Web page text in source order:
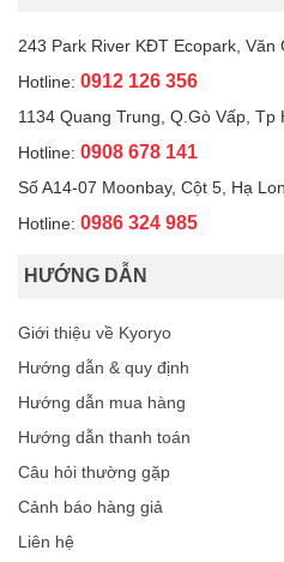
243 Park River KĐT Ecopark, Văn
Hotline: 0912 126 356
1134 Quang Trung, Q.Gò Vấp, Tp
Hotline: 0908 678 141
Số A14-07 Moonbay, Cột 5, Hạ
Hotline: 0986 324 985
HƯỚNG DẪN
Giới thiệu về Kyoryo
Hướng dẫn & quy định
Hướng dẫn mua hàng
Hướng dẫn thanh toán
Câu hỏi thường gặp
Cảnh báo hàng giả
Liên hệ